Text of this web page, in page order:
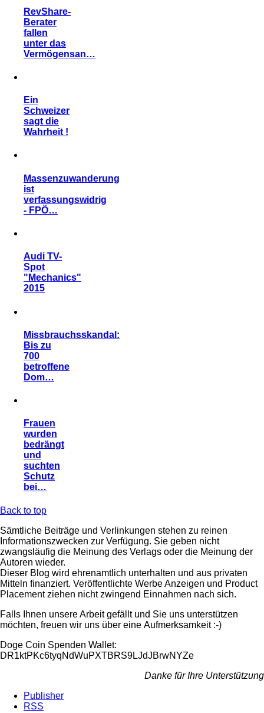
RevShare-
Berater
fallen
unter das
Vermögensan…
Ein
Schweizer
sagt die
Wahrheit !
Massenzuwanderung
ist
verfassungswidrig
- FPÖ…
Audi TV-
Spot
"Mechanics"
2015
Missbrauchsskandal:
Bis zu
700
betroffene
Dom…
Frauen
wurden
bedrängt
und
suchten
Schutz
bei…
Back to top
Sämtliche Beiträge und Verlinkungen stehen zu reinen
Informationszwecken zur Verfügung. Sie geben nicht
zwangsläufig die Meinung des Verlags oder die Meinung der
Autoren wieder.
Dieser Blog wird ehrenamtlich unterhalten und aus privaten
Mitteln finanziert. Veröffentlichte Werbe Anzeigen und Product
Placement ziehen nicht zwingend Einnahmen nach sich.
Falls Ihnen unsere Arbeit gefällt und Sie uns unterstützen
möchten, freuen wir uns über eine Aufmerksamkeit :-)
Doge Coin Spenden Wallet:
DR1ktPKc6tyqNdWuPXTBRS9LJdJBrwNYZe
Danke für Ihre Unterstützung
Publisher
RSS